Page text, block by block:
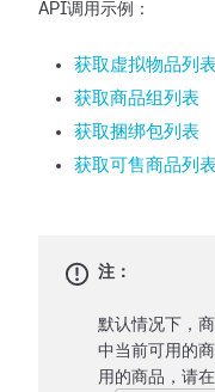
API调用示例：
获取虚拟物品列
获取商品组列表
获取捆绑包列表
获取可售商品列
注：
默认情况下，
中当前可用的
用的商品，请